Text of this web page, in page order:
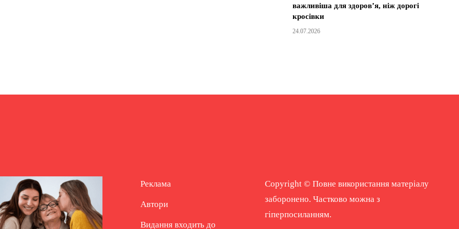
важливіша для здоров’я, ніж дорогі
кросівки
24.07.2026
Реклама
Автори
Видання входить до
Copyright © Повне використання матеріалу
заборонено. Частково можна з
гіперпосиланням.